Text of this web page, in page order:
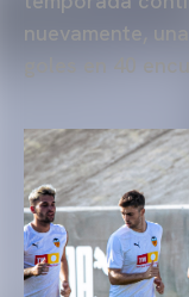
nuevamente,
goles en 40